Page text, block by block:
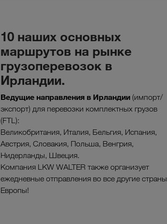
10 наших основных
маршрутов на рынке
грузоперевозок в
Ирландии.
Ведущие направления в Ирландии (импорт/
экспорт) для перевозки комплектных грузов
(FTL):
Великобритания, Италия, Бельгия, Испания,
Австрия, Словакия, Польша, Венгрия,
Нидерланды, Швеция.
Компания LKW WALTER также организует
ежедневные отправления во все другие страны
Европы!